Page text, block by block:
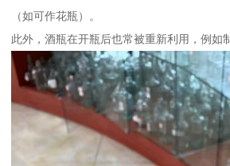
（如可作花瓶）。
此外，酒瓶在开瓶后也常被重新利用，例如